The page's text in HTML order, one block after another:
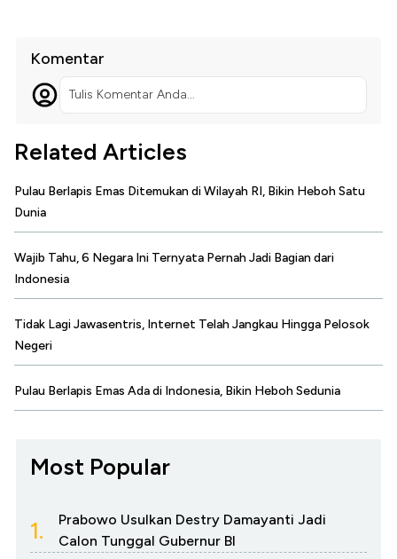
Komentar
Tulis Komentar Anda...
Related Articles
Pulau Berlapis Emas Ditemukan di Wilayah RI, Bikin Heboh Satu
Dunia
Wajib Tahu, 6 Negara Ini Ternyata Pernah Jadi Bagian dari
Indonesia
Tidak Lagi Jawasentris, Internet Telah Jangkau Hingga Pelosok
Negeri
Pulau Berlapis Emas Ada di Indonesia, Bikin Heboh Sedunia
Most Popular
1.
Prabowo Usulkan Destry Damayanti Jadi
Calon Tunggal Gubernur BI